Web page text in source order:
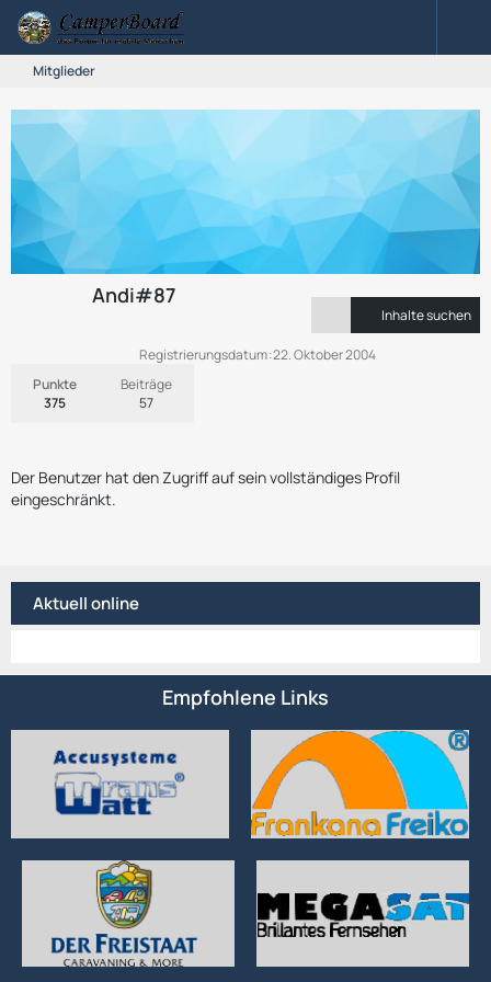
Mitglieder
Andi#87
Punkte
375
Beiträge
57
Inhalte suchen
Registrierungsdatum 22. Oktober 2004
Der Benutzer hat den Zugriff auf sein vollständiges Profil
eingeschränkt.
Aktuell online
Empfohlene Links